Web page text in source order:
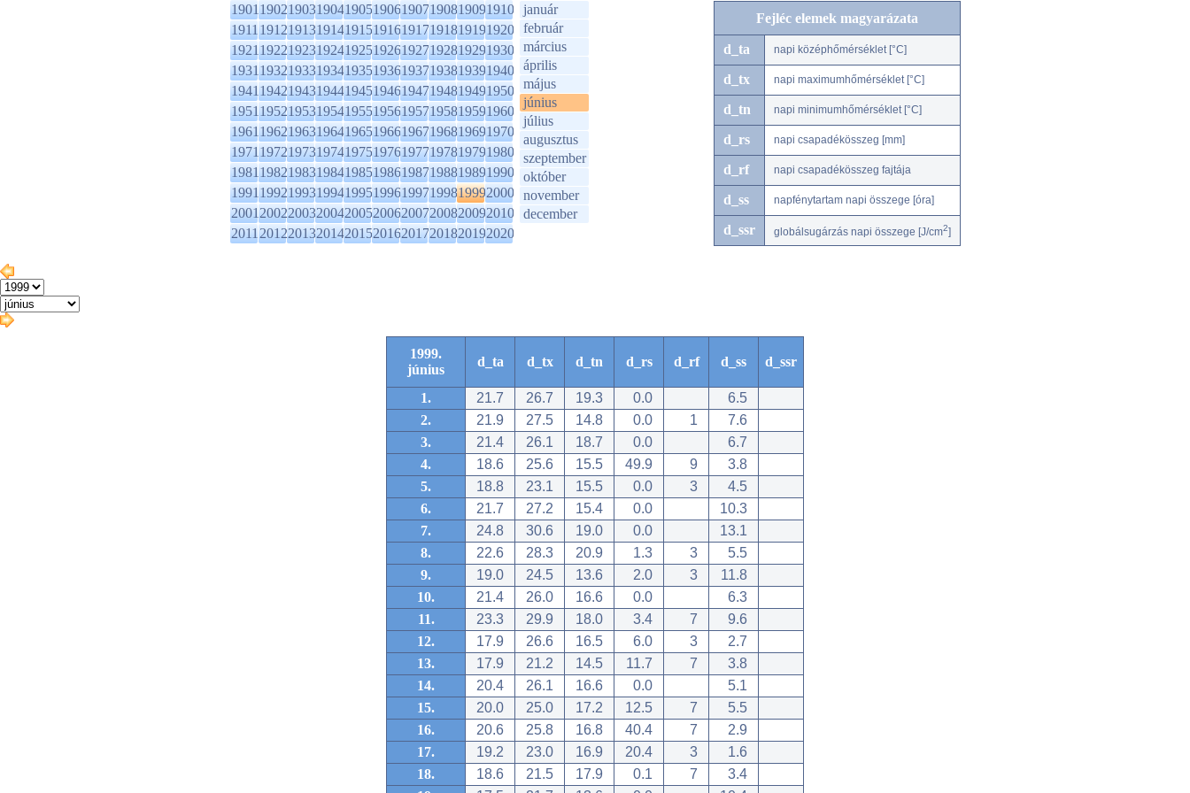
1901190219031904190519061907190819091910
1911191219131914191519161917191819191920
1921192219231924192519261927192819291930
1931193219331934193519361937193819391940
1941194219431944194519461947194819491950
1951195219531954195519561957195819591960
1961196219631964196519661967196819691970
1971197219731974197519761977197819791980
1981198219831984198519861987198819891990
1991199219931994199519961997199819992000
2001200220032004200520062007200820092010
2011201220132014201520162017201820192020
január
február
március
április
május
június
július
augusztus
szeptember
október
november
december
Fejléc elemek magyarázata
d_ta napi középhőmérséklet [°C]
d_tx napi maximumhőmérséklet [°C]
d_tn napi minimumhőmérséklet [°C]
d_rs napi csapadékösszeg [mm]
d_rf napi csapadékösszeg fajtája
d_ss napfénytartam napi összege [óra]
d_ssr globálsugárzás napi összege [J/cm2]
1999.
június
d_ta d_tx d_tn d_rs d_rf d_ss d_ssr
1. 21.7 26.7 19.3 0.0
6.5
2.
21.9 27.5 14.8 0.0 1
7.6
3.
21.4 26.1 18.7 0.0
6.7
4.
18.6 25.6 15.5 49.9 9
3.8
5.
18.8 23.1 15.5 0.0 3
4.5
6.
21.7 27.2 15.4 0.0
10.3
7.
24.8 30.6 19.0 0.0
13.1
8.
22.6 28.3 20.9 1.3 3
5.5
9.
19.0 24.5 13.6 2.0 3
11.8
10.
21.4 26.0 16.6 0.0
6.3
11.
23.3 29.9 18.0 3.4 7
9.6
12.
17.9 26.6 16.5 6.0 3
2.7
13.
17.9 21.2 14.5 11.7 7
3.8
14.
20.4 26.1 16.6 0.0
5.1
15.
20.0 25.0 17.2 12.5 7
5.5
16.
20.6 25.8 16.8 40.4 7
2.9
17.
19.2 23.0 16.9 20.4 3
1.6
18.
18.6 21.5 17.9 0.1 7
3.4